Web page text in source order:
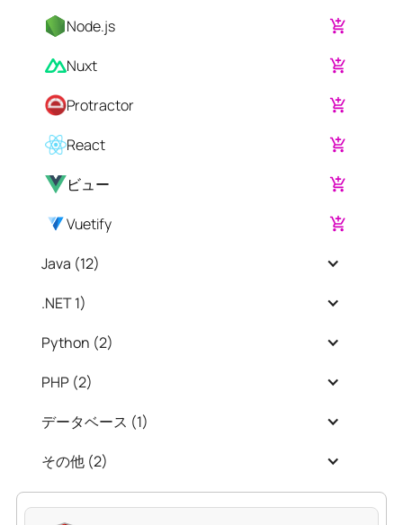
Node.js
Nuxt
Protractor
React
ビュー
Vuetify
Java (12)
.NET1)
Python (2)
PHP (2)
データベース (1)
その他 (2)